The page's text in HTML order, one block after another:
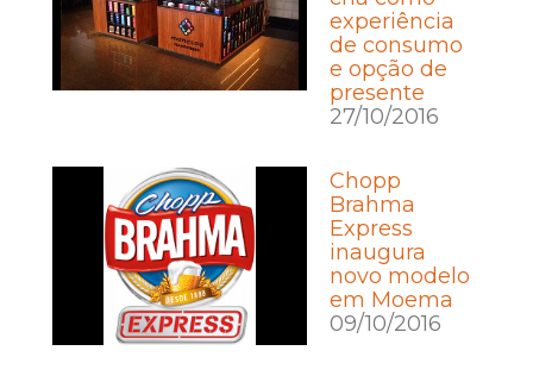
experiência
de consumo
e opção de
presente
27/10/2016
Chopp
Brahma
Express
inaugura
novo modelo
em Moema
09/10/2016